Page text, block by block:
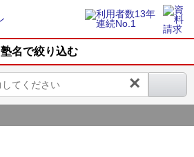
塾名で絞り込む
×